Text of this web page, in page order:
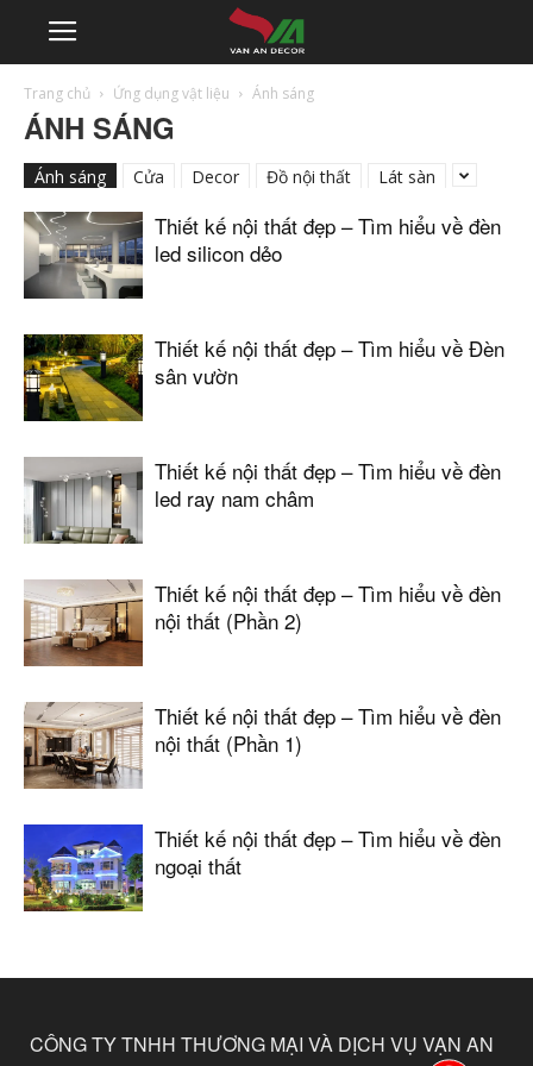
Trang chủ Ứng dụng vật liệu Ánh sáng
ÁNH SÁNG
Ánh sáng Cửa Decor Đồ nội thất Lát sàn
Thiết kế nội thất đẹp – Tìm hiểu về đèn
led silicon dẻo
Thiết kế nội thất đẹp – Tìm hiểu về Đèn
sân vườn
Thiết kế nội thất đẹp – Tìm hiểu về đèn
led ray nam châm
Thiết kế nội thất đẹp – Tìm hiểu về đèn
nội thất (Phần 2)
Thiết kế nội thất đẹp – Tìm hiểu về đèn
nội thất (Phần 1)
Thiết kế nội thất đẹp – Tìm hiểu về đèn
ngoại thất
CÔNG TY TNHH THƯƠNG MẠI VÀ DỊCH VỤ VẠN AN